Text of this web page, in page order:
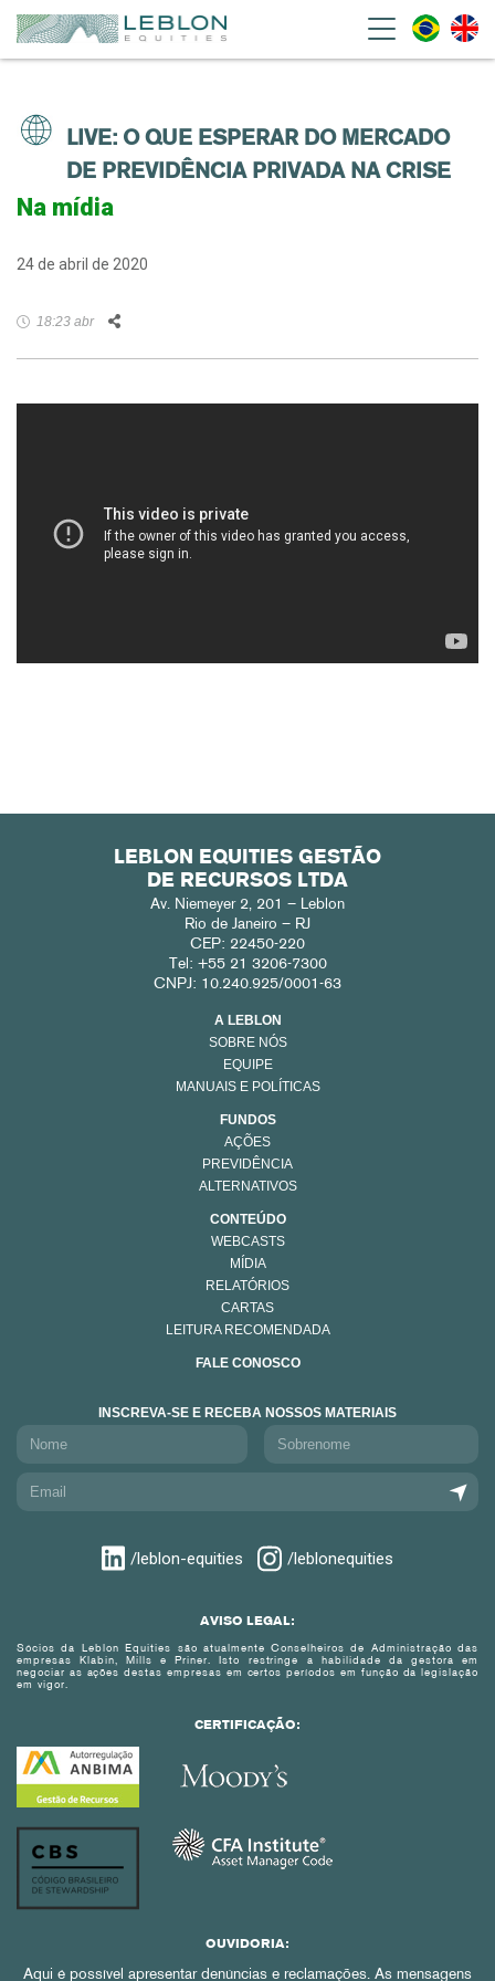
LIVE: O QUE ESPERAR DO MERCADO
DE PREVIDÊNCIA PRIVADA NA CRISE
Na mídia
24 de abril de 2020
18:23 abr
LEBLON EQUITIES GESTÃO
DE RECURSOS LTDA
Av. Niemeyer 2, 201 – Leblon
Rio de Janeiro – RJ
CEP: 22450-220
Tel: +55 21 3206-7300
CNPJ: 10.240.925/0001-63
A LEBLON
SOBRE NÓS
EQUIPE
MANUAIS E POLÍTICAS
FUNDOS
AÇÕES
PREVIDÊNCIA
ALTERNATIVOS
CONTEÚDO
WEBCASTS
MÍDIA
RELATÓRIOS
CARTAS
LEITURA RECOMENDADA
FALE CONOSCO
INSCREVA-SE E RECEBA NOSSOS MATERIAIS
/leblon-equities /leblonequities
AVISO LEGAL:
Sócios da Leblon Equities são atualmente Conselheiros de Administração das
empresas Klabin, Mills e Priner. Isto restringe a habilidade da gestora em
negociar as ações destas empresas em certos períodos em função da legislação
em vigor.
CERTIFICAÇÃO:
OUVIDORIA:
Aqui é possível apresentar denúncias e reclamações. As mensagens